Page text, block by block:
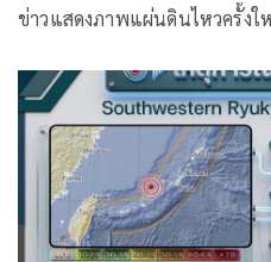
ข่าวแสดงภาพแผ่นดินไหวครั้ง